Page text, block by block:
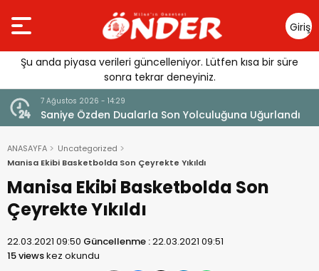
Giriş
Yap
Şu anda piyasa verileri güncelleniyor. Lütfen kısa bir süre
sonra tekrar deneyiniz.
7 Ağustos 2026 - 14:29
Saniye Özden Dualarla Son Yolculuğuna Uğurlandı
ANASAYFA
Uncategorized
Manisa Ekibi Basketbolda Son Çeyrekte Yıkıldı
Manisa Ekibi Basketbolda Son
Çeyrekte Yıkıldı
22.03.2021 09:50 Güncellenme :22.03.2021 09:51
15 viewskez okundu